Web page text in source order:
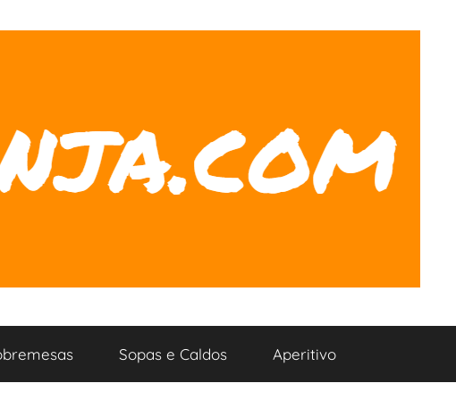
Sopas e Caldos Aperitivo